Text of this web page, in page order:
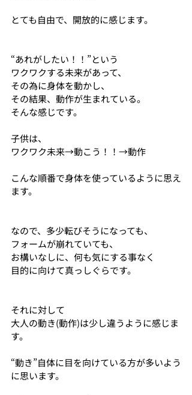
とても自由で、開放的に感じます。
“あれがしたい！！”という
ワクワクする未来があって、
その為に身体を動かし、
その結果、動作が生まれている。
そんな感じです。
子供は、
ワクワク未来→動こう！！→動作
こんな順番で身体を使っているように思え
ます。
なので、多少転びそうになっても、
フォームが崩れていても、
お構いなしに、何も気にする事なく
目的に向けて真っしぐらです。
それに対して
大人の動き(動作)は少し違うように感じま
す。
“動き”自体に目を向けている方が多いよう
に思います。